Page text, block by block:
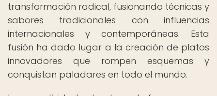
transformación radical, fusionando técnicas y
sabores tradicionales con influencias
internacionales y contemporáneas. Esta
fusión ha dado lugar a la creación de platos
innovadores que rompen esquemas y
conquistan paladares en todo el mundo.